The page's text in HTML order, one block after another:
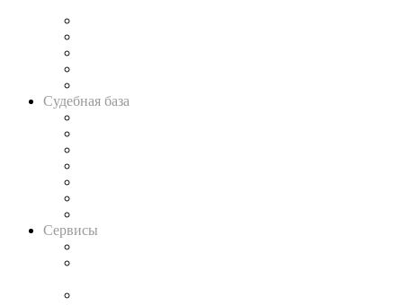
Судебная база
Сервисы